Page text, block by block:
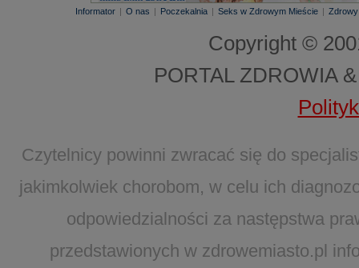
Informator | O nas | Poczekalnia | Seks w Zdrowym Mieście |
Copyright ©
PORTAL ZDROWIA
Czytelnicy powinni zwracać się do
jakimkolwiek chorobom, w celu ich
odpowiedzialności za następstwa
przedstawionych w zdrowemiasto.pl